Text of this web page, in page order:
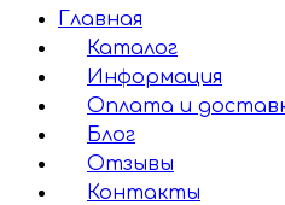
Главная
Каталог
Информация
Оплата и
Блог
Отзывы
Контакты